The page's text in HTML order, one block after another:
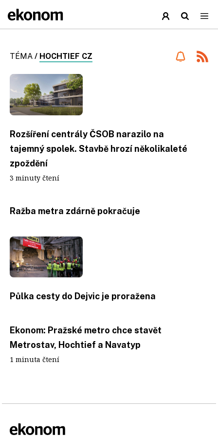
TÉMA / HOCHTIEF CZ
Rozšíření centrály ČSOB narazilo na
tajemný spolek. Stavbě hrozí několikaleté
zpoždění
3 minuty čtení
Ražba metra zdárně pokračuje
Půlka cesty do Dejvic je proražena
Ekonom: Pražské metro chce stavět
Metrostav, Hochtief a Navatyp
1 minuta čtení